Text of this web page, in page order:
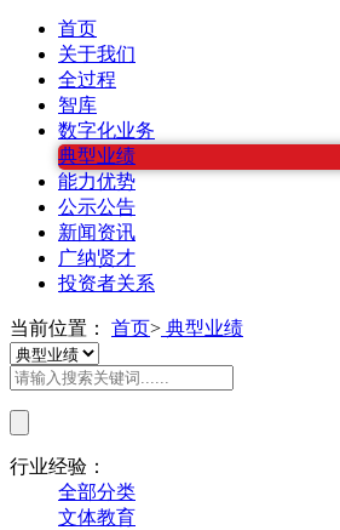
首页
关于我们
全过程
智库
数字化业务
典型业绩
能力优势
公示公告
新闻资讯
广纳贤才
投资者关系
当前位置： 首页> 典型业绩
行业经验：
全部分类
文体教育